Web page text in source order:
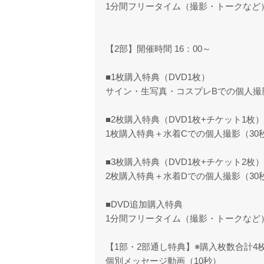
1分間フリータイム（撮影・トークなど
【2部】開催時間 16：00～
■1枚購入特典（DVD1枚）
サイン・生写真・コスプレBでの個人
■2枚購入特典（DVD1枚+チケット1枚）
1枚購入特典＋水着Cでの個人撮影（30
■3枚購入特典（DVD1枚+チケット2枚）
2枚購入特典＋水着Dでの個人撮影（30
■DVD追加購入特典
1分間フリータイム（撮影・トークなど
【1部・2部通し特典】※購入枚数合計4
個別メッセージ動画（10秒）